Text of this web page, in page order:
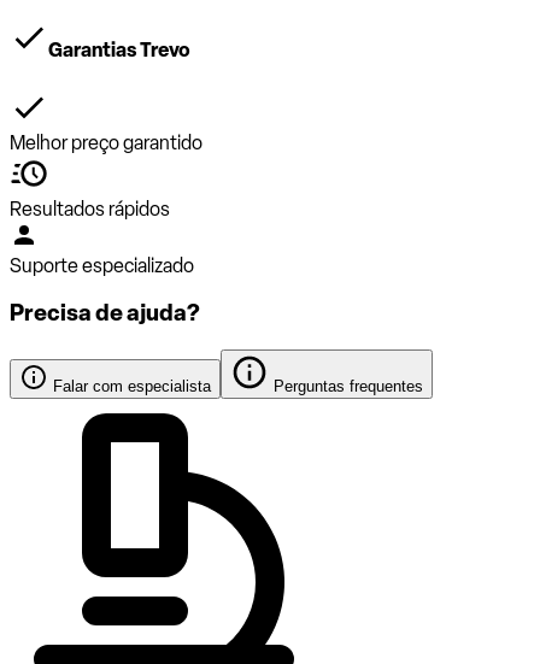
Garantias Trevo
Melhor preço garantido
Resultados rápidos
Suporte especializado
Precisa de ajuda?
Falar com especialista Perguntas frequentes